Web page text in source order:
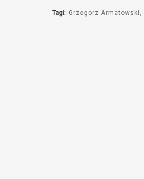
Tagi: Grzegorz Armatowski